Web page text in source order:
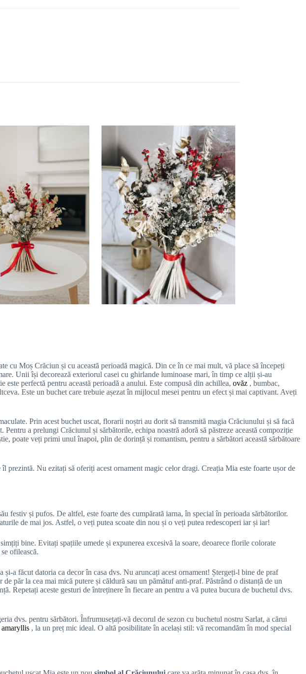
cu Moș Crăciun și cu această perioadă magică. Din ce în ce mai mult, vă place să începeți
Unii își decorează exteriorul casei cu ghirlande luminoase mari, în timp ce alții și-au
perfectă pentru această perioadă a anului. Este compusă din achillea, ovăz , bumbac,
Este un buchet care trebuie așezat în mijlocul mesei pentru un efect și mai captivant. Aveți
Prin acest buchet uscat, florarii noștri au dorit să transmită magia Crăciunului și să facă
a prelungi Crăciunul și sărbătorile, echipa noastră adoră să păstreze această compoziție
poate veți primi unul înapoi, plin de dorință și romantism, pentru a sărbători această sărbătoare
Nu ezitați să oferiți acest ornament magic celor dragi. Creația Mia este foarte ușor de
festiv și pufos. De altfel, este foarte des cumpărată iarna, în special în perioada sărbătorilor.
de mai jos. Astfel, o veți putea scoate din nou și o veți putea redescoperi iar și iar!
bine. Evitați spațiile umede și expunerea excesivă la soare, deoarece florile colorate
ofilească.
a făcut datoria ca decor în casa dvs. Nu aruncați acest ornament! Ștergeți-l bine de praf
păr la cea mai mică putere și căldură sau un pămătuf anti-praf. Păstrând o distanță de un
Repetați aceste gesturi de întreținere în fiecare an pentru a vă putea bucura de buchetul dvs.
dvs. pentru sărbători. Înfrumusețați-vă decorul de sezon cu buchetul nostru Sarlat, a cărui
amaryllis , la un preț mic ideal. O altă posibilitate în același stil: vă recomandăm în mod special